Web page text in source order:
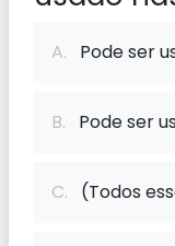
A. Pode ser
B. Pode ser
C. (Todos